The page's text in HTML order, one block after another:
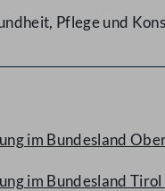
Pflege und
im Bundesland
im Bundesland